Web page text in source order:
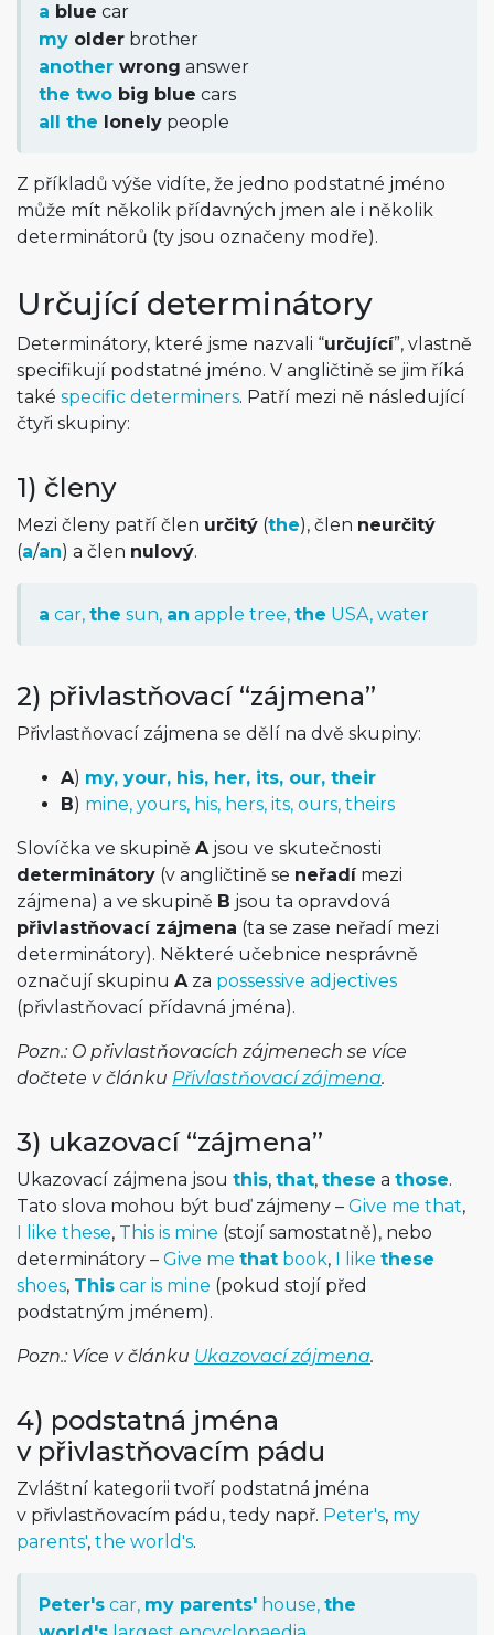
a blue car
my older brother
another wrong answer
the two big blue cars
all the lonely people
Z příkladů výše vidíte, že jedno podstatné jméno
může mít několik přídavných jmen ale i několik
determinátorů (ty jsou označeny modře).
Určující determinátory
Determinátory, které jsme nazvali “určující”, vlastně
specifikují podstatné jméno. V angličtině se jim říká
také specific determiners. Patří mezi ně následující
čtyři skupiny:
1) členy
Mezi členy patří člen určitý (the), člen neurčitý
(a/an) a člen nulový.
a car, the sun, an apple tree, the USA, water
2) přivlastňovací “zájmena”
Přivlastňovací zájmena se dělí na dvě skupiny:
A) my, your, his, her, its, our, their
B) mine, yours, his, hers, its, ours, theirs
Slovíčka ve skupině Ajsou ve skutečnosti
determinátory (v angličtině se neřadímezi
zájmena) a ve skupině B jsou ta opravdová
přivlastňovací zájmena (ta se zase neřadí mezi
determinátory). Některé učebnice nesprávně
označují skupinu Aza possessive adjectives
(přivlastňovací přídavná jména).
Pozn.: O přivlastňovacích zájmenech se více
dočtete v článku Přivlastňovací zájmena.
3) ukazovací “zájmena”
Ukazovací zájmena jsou this, that, these a those.
Tato slova mohou být buď zájmeny – Give me that,
I like these, This is mine (stojí samostatně), nebo
determinátory – Give me that book, I like these
shoes, This car is mine (pokud stojí před
podstatným jménem).
Pozn.: Více v článku Ukazovací zájmena.
4) podstatná jména
v přivlastňovacím pádu
Zvláštní kategorii tvoří podstatná jména
v přivlastňovacím pádu, tedy např. Peter's, my
parents', the world's.
Peter's car, my parents' house, the